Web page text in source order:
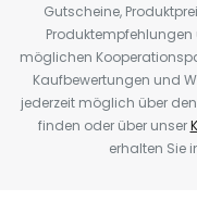
Gutscheine,
möglichen
Kaufbewertungen und
jederzeit möglich über
finden oder über unser
erhalten Sie